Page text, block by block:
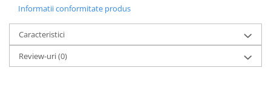
Informatii conformitate produs
Caracteristici
Review-uri(0)